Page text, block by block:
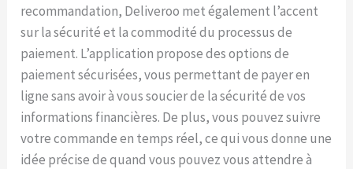
recommandation, Deliveroo met également l’accent
sur la sécurité et la commodité du processus de
paiement. L’application propose des options de
paiement sécurisées, vous permettant de payer en
ligne sans avoir à vous soucier de la sécurité de vos
informations financières. De plus, vous pouvez suivre
votre commande en temps réel, ce qui vous donne une
idée précise de quand vous pouvez vous attendre à